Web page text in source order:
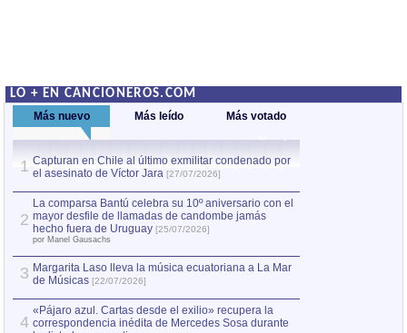
LO + EN CANCIONEROS.COM
Más nuevo Más leído Más votado
1 Capturan en Chile al último exmilitar condenado por
el asesinato de Víctor Jara [27/07/2026]
2
La comparsa Bantú celebra su 10º aniversario con el
mayor desfile de llamadas de candombe jamás
hecho fuera de Uruguay [25/07/2026]
por Manel Gausachs
3 Margarita Laso lleva la música ecuatoriana a La Mar
de Músicas [22/07/2026]
4
«Pájaro azul. Cartas desde el exilio» recupera la
correspondencia inédita de Mercedes Sosa durante